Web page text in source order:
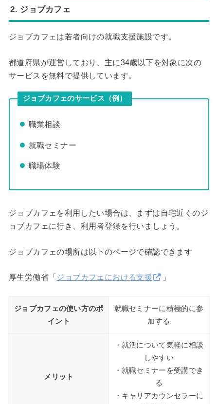
2. ジョブカフェ
ジョブカフェは若者向けの就職支援施設です。
都道府県が運営しており、主に34歳以下を対象に次の
サービスを無料で提供しています。
ジョブカフェのサービス（例）
職業相談
就職セミナー
職場体験
ジョブカフェを利用したい場合は、まずは自宅近くのジ
ョブカフェに行き、利用者登録を行いましょう。
ジョブカフェの場所は以下のページで確認できます
厚生労働省「 ジョブカフェにおける支援 」
ジョブカフェの使い方のポ
イント
就職セミナーに積極的に参
加する
メリット
・就活について気軽に相談
しやすい
・就職セミナーを受講でき
る
・キャリアカウンセラーに